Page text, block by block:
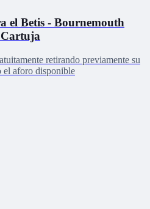
el Betis - Bournemouth
retirando previamente su
el aforo disponible